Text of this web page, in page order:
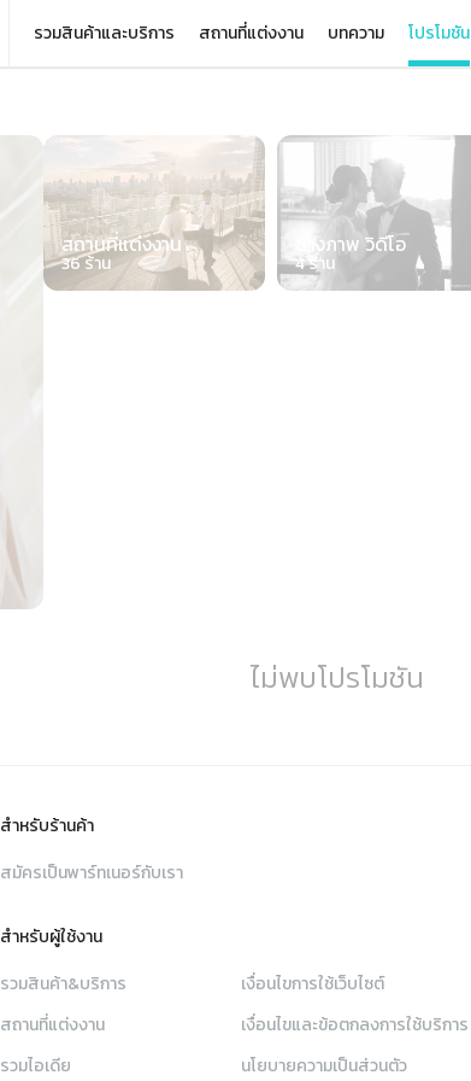
รวมสินค้าและบริการ สถานที่แต่งงาน บทความ โปรโมชัน
สถานที่แต่งงาน
36ร้าน
ช่างภาพ วิดีโอ
4ร้าน
ไม่พบโปรโมชัน
สำหรับร้านค้า
สมัครเป็นพาร์ทเนอร์กับเรา
สำหรับผู้ใช้งาน
รวมสินค้า&บริการ
สถานที่แต่งงาน
รวมไอเดีย
เงื่อนไขการใช้เว็บไซต์
เงื่อนไขและข้อตกลงการใช้บริการ
นโยบายความเป็นส่วนตัว